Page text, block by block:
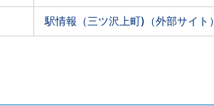
駅情報（三ツ沢上町)（外部サイト）